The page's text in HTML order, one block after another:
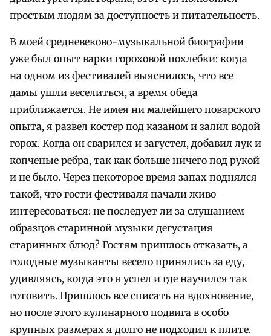
простым людям за доступность и питательность.
В моей средневеково-музыкальной биографии
уже был опыт варки гороховой похлебки: когда
на одном из фестивалей выяснилось, что все
дамы ушли веселиться, а время обеда
приближается. Не имея ни малейшего поварского
опыта, я развел костер под казаном и залил водой
горох. Когда он сварился и загустел, добавил лук и
копченые ребра, так как больше ничего под рукой
и не было. Через некоторое время запах поднялся
такой, что гости фестиваля начали живо
интересоваться: не последует ли за слушанием
образцов старинной музыки дегустация
старинных блюд? Гостям пришлось отказать, а
голодные музыканты весело принялись за еду,
удивляясь, когда это я успел и где научился так
готовить. Пришлось все списать на вдохновение,
но после этого кулинарного подвига в особо
крупных размерах я долго не подходил к плите.